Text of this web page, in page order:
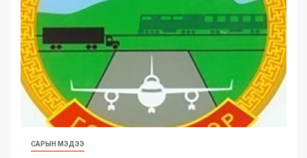
САРЫН МЭДЭЭ